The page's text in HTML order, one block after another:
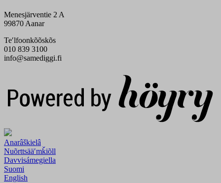
Menesjärventie 2 A
99870 Aanar
Teʹlfoonkõõskõs
010 839 3100
info@samediggi.fi
Anarâškielâ
Nuõrttsääʹmǩiõll
Davvisámegiella
Suomi
English